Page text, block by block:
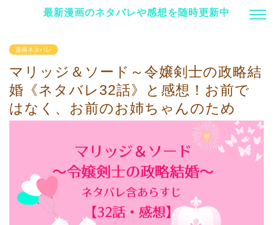
最新漫画のネタバレや感想を随時更新中
漫画ネタバレ
マリッジ＆ソード～令嬢剣士の政略結
婚《ネタバレ32話》と感想！お前で
はなく、お前のお姉ちゃんのため